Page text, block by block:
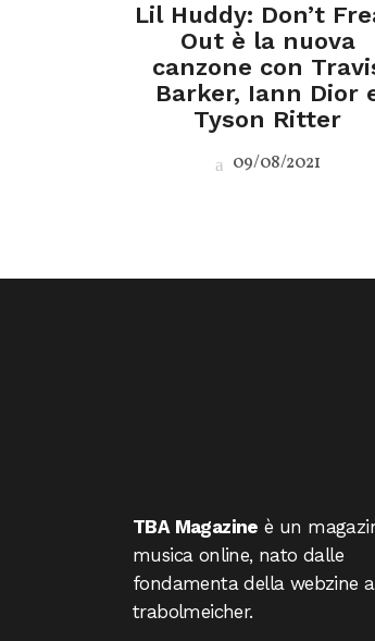
Lil Huddy: Don’t
Out è la nuova
canzone con
Barker, Iann Dior
Tyson Ritter
09/08/2021
TBA Magazine è un
musica online, nato dalle
fondamenta della webzine
trabolmeicher.